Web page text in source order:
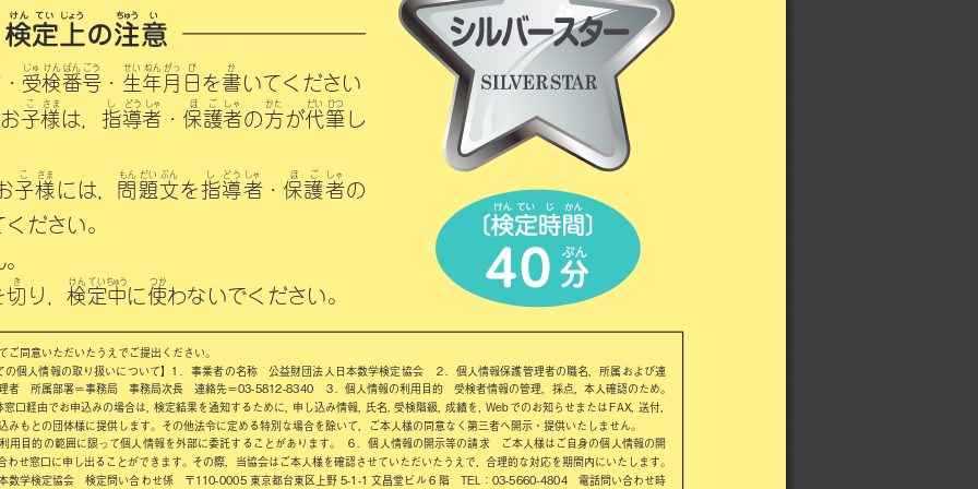
ご同意いただいたうえでご提出ください。
の個人情報の取り扱いについて】 １．事業者の名称 公益財団法人日本数学検定協会 ２．個人情報保護管理者の職名，所属および連
者 所属部署＝事務局 事務局次長 連絡先＝03-5812-8340 ３．個人情報の利用目的 受検者情報の管理，採点，本人確認のため。
口経由でお申込みの場合は，検定結果を通知するために，申し込み情報，氏名，受検階級，成績を，Webでのお知らせまたはFAX，送付，
みもとの団体様に提供します。その他法令に定める特別な場合を除いて，ご本人様の同意なく第三者へ開示・提供いたしません。
目的の範囲に限って個人情報を外部に委託することがあります
。 ６．個人情報の開示等の請求 ご本人様はご自身の個人情報の開
わせ窓口に申し出ることができます。その際，当協会はご本人様を確認させていただいたうえで，合理的な対応を期間内にいたします。
本数学検定協会 検定問い合わせ係 〒110-0005 東京都台東区上野5-1-1 文昌堂ビル6階 TEL：03-5660-4804 電話問い合わせ時
受検番号・生年月日を書いてください
子様は，指導者・保護者の方が代筆し
子様には，問題文を指導者・保護者の
ださい。
り，検定中に使わないでください。
けんてい つか
ちゅう
き
こ さま
こ さま
し どう しゃ   ほ ご しゃ   かた   だい ひつ
じゅ けんばんごう せいねん がっ ぴ    か
もん だい ぶん し どう しゃ    ほ ご しゃ